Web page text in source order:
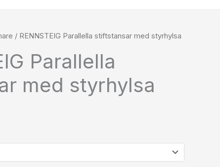
/ RENNSTEIG Parallella stiftstansar med styrhylsa
Parallella
med styrhylsa